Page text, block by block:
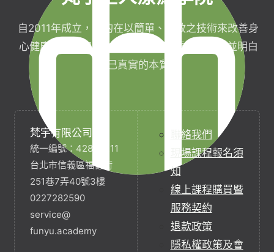
自2011年成立，目的在以簡單、有效之技術來改善身
心健康，協助完成生命目標與實現靈性生活，並明白
自己真實的本質。
梵宇有限公司
統一編號：42854211
台北市信義區福德街
251巷7弄40號3樓
0227282590
service@
funyu.academy
聯絡我們
現場課程報名須
知
線上課程購買暨
服務契約
退款政策
隱私權政策及會